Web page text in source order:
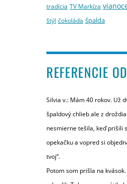
tradícia TV Markíza
štýl čokoláda špalda
REFERENCIE
Silvia v.: Mám 40 rokov. Už
špaldový chlieb ale z
nesmierne tešila, keď prišili
opekačku a vopred si
tvoj“.
Potom som prišla na